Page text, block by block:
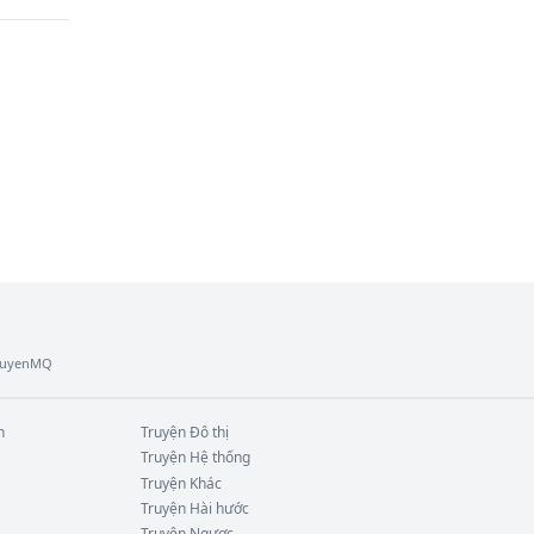
TruyệnĐô thị
Truyện Hệ thống
Truyện Khác
Truyện Hài hước